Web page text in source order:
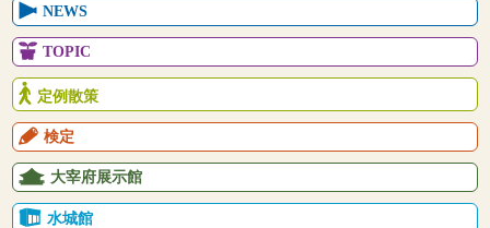
NEWS
TOPIC
定例散策
検定
大宰府展示館
水城館